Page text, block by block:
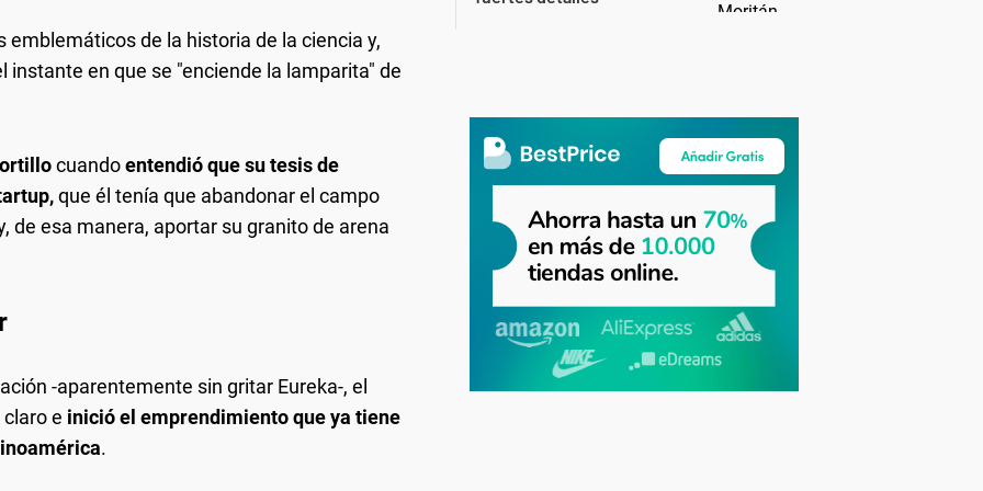
de la historia de la ciencia y,
en que se "enciende la lamparita" de
cuandoentendió que su tesis de
que él tenía que abandonar el campo
de esa manera, aportar su granito de arena
-aparentemente sin gritar Eureka-, el
e inició el emprendimiento que ya tiene
.